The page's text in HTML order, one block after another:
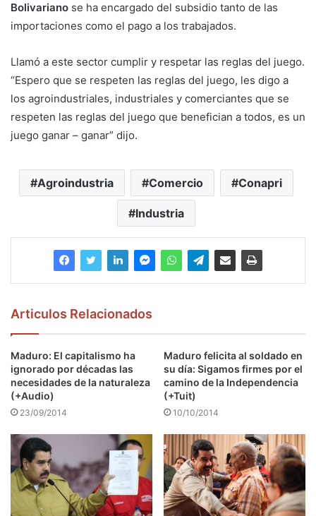
Bolivariano se ha encargado del subsidio tanto de las
importaciones como el pago a los trabajados.
Llamó a este sector cumplir y respetar las reglas del juego.
“Espero que se respeten las reglas del juego, les digo a
los agroindustriales, industriales y comerciantes que se
respeten las reglas del juego que benefician a todos, es un
juego ganar – ganar” dijo.
Agroindustria Comercio Conapri
Industria
Articulos Relacionados
Maduro: El capitalismo ha
ignorado por décadas las
necesidades de la naturaleza
(+Audio)
23/09/2014
Maduro felicita al soldado en
su día: Sigamos firmes por el
camino de la Independencia
(+Tuit)
10/10/2014